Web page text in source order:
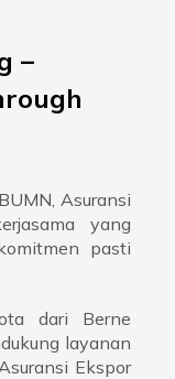
–
Asuransi
yang
pasti
dari Berne
layanan
Ekspor